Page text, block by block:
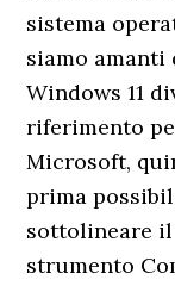
sistema
siamo amanti
Windows 11
riferimento
Microsoft,
prima
sottolineare
strumento